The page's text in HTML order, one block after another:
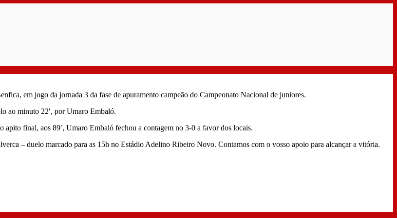
em jogo da jornada 3 da fase de apuramento campeão do Campeonato Nacional de juniores.
ao minuto 22′, por Umaro Embaló.
final, aos 89′, Umaro Embaló fechou a contagem no 3-0 a favor dos locais.
– duelo marcado para as 15h no Estádio Adelino Ribeiro Novo. Contamos com o vosso apoio para alcançar a vitória.